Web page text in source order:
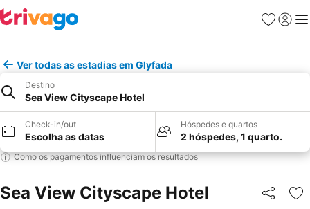
Favoritos
Iniciar
Ver todas as estadias em Glyfada
Destino
Sea View Cityscape Hotel
Check-in/out
Escolha as datas
Hóspedes e quartos
2 hóspedes, 1 quarto.
Como os pagamentos influenciam os resultados
Sea View Cityscape Hotel Partilhar